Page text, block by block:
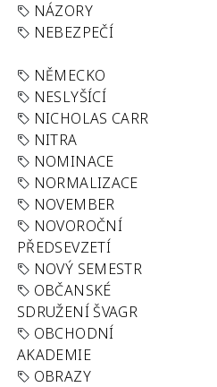
NÁZORY
NEBEZPEČÍ
NĚMECKO
NESLYŠÍCÍ
NICHOLAS CARR
NITRA
NOMINACE
NORMALIZACE
NOVEMBER
NOVOROČNÍ
PŘEDSEVZETÍ
NOVÝ SEMESTR
OBČANSKÉ
SDRUŽENÍ ŠVAGR
OBCHODNÍ
AKADEMIE
OBRAZY